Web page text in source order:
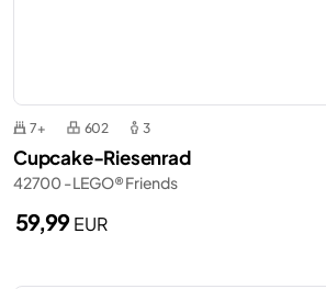
7+ 602 3
Cupcake-Riesenrad
42700 - LEGO® Friends
59,99EUR